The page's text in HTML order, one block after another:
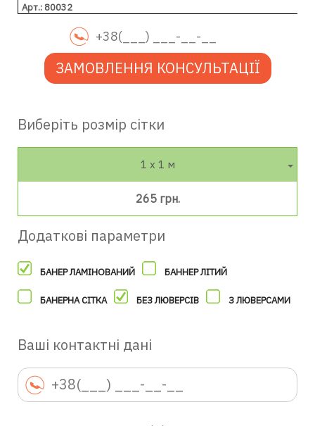
Арт.: 80032
ЗАМОВЛЕННЯ КОНСУЛЬТАЦІЇ
Виберіть розмір сітки
1 х 1 м
265 грн.
Додаткові параметри
БАНЕР ЛАМІНОВАНИЙ БАННЕР ЛІТИЙ
БАНЕРНА СІТКА БЕЗ ЛЮВЕРСІВ З ЛЮВЕРСАМИ
Ваші контактні дані